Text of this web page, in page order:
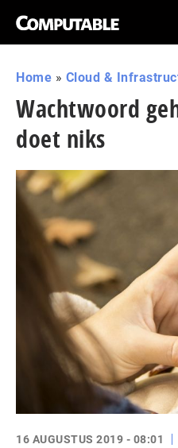
Home » Cloud &
Wachtwoord
doet niks
16 AUGUSTUS 2019 - 08:01